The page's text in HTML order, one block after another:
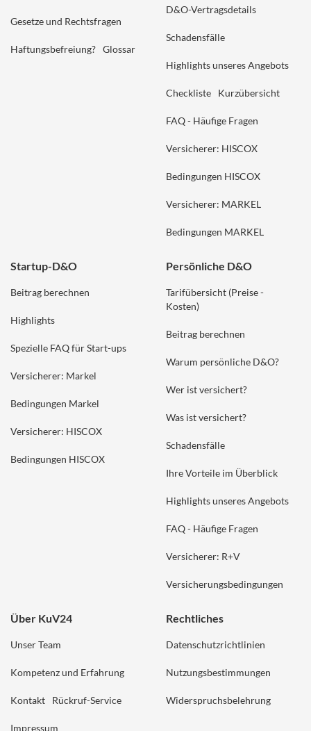
Gesetze und Rechtsfragen
Haftungsbefreiung? Glossar
D&O-Vertragsdetails
Schadensfälle
Highlights unseres Angebots
Checkliste Kurzübersicht
FAQ - Häufige Fragen
Versicherer: HISCOX
Bedingungen HISCOX
Versicherer: MARKEL
Bedingungen MARKEL
Startup-D&O
Beitrag berechnen
Highlights
Spezielle FAQ für Start-ups
Versicherer: Markel
Bedingungen Markel
Versicherer: HISCOX
Bedingungen HISCOX
Persönliche D&O
Tarifübersicht (Preise -
Kosten)
Beitrag berechnen
Warum persönliche D&O?
Wer ist versichert?
Was ist versichert?
Schadensfälle
Ihre Vorteile im Überblick
Highlights unseres Angebots
FAQ - Häufige Fragen
Versicherer: R+V
Versicherungsbedingungen
Über KuV24
Unser Team
Kompetenz und Erfahrung
Kontakt Rückruf-Service
Impressum
Rechtliches
Datenschutzrichtlinien
Nutzungsbestimmungen
Widerspruchsbelehrung